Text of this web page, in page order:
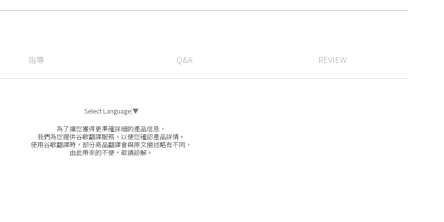
指導 Q&A REVIEW
Select Language▼
為了讓您獲得更準確詳細的產品信息，
我們為您提供谷歌翻譯服務，以便您確認產品詳情。
使用谷歌翻譯時，部分商品翻譯會與原文描述略有不同，
由此帶來的不便，敬請諒解。